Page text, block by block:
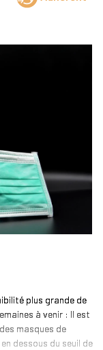
plus grande de
à venir : Il est
masques de
dessous du seuil de